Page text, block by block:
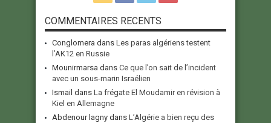
COMMENTAIRES RECENTS
Conglomera dans Les paras algériens testent
l’AK12 en Russie
Mounirmarsa dans Ce que l’on sait de l’incident
avec un sous-marin Israélien
Ismail dans La frégate El Moudamir en révision à
Kiel en Allemagne
Abdenour lagny dans L’Algérie a bien reçu des